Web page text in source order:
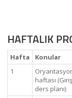
HAFTALIK
Hafta Konular
1
haftası
ders planı)